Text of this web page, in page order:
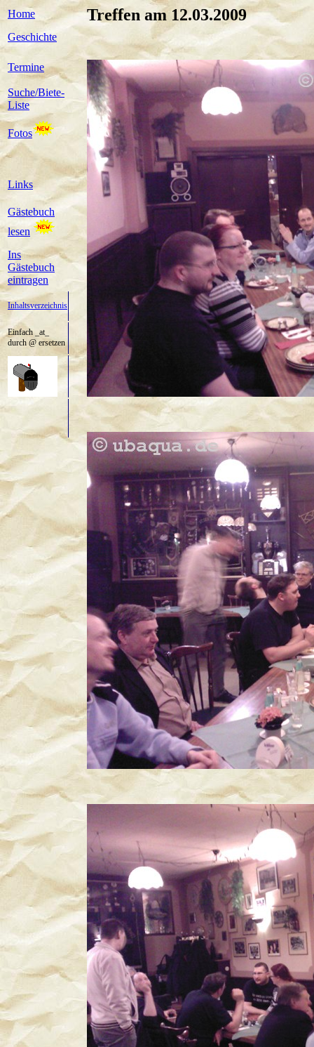
Home
Geschichte
Termine
Suche/Biete-
Liste
Fotos
Links
Gästebuch
lesen
Ins
Gästebuch
eintragen
Inhaltsverzeichnis
Einfach _at_
durch @ ersetzen
Treffen am 12.03.2009